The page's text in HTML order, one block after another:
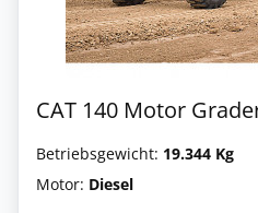
CAT 140 Motor
Betriebsgewicht: 19.344 Kg
Motor: Diesel